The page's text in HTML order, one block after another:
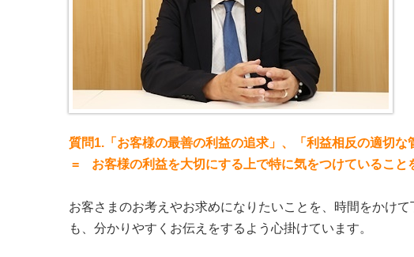
質問1.「お客様の最善の利益の追求」、「利益相反の適切な
= お客様の利益を大切にする上で特に気をつけていること
お客さまのお考えやお求めになりたいことを、時間をかけ
も、分かりやすくお伝えをするよう心掛けています。